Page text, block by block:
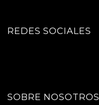
REDES SOCIALES
SOBRE NOSOTROS